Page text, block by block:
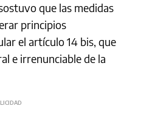
que las medidas
principios
el artículo 14 bis, que
e irrenunciable de la